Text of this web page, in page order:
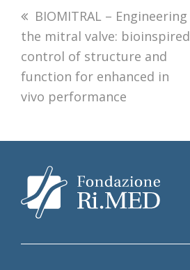
previous
post:
BIOMITRAL – Engineering
the mitral valve: bioinspired
control of structure and
function for enhanced in
vivo performance